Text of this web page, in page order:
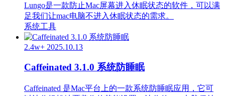
Lungo是一款防止Mac屏幕进入休眠状态的软件，可以满
足我们让mac电脑不进入休眠状态的需求。
系统工具
2.4w+ 2025.10.13
Caffeinated 3.1.0 系统防睡眠
Caffeinated 是Mac平台上的一款系统防睡眠应用，它可